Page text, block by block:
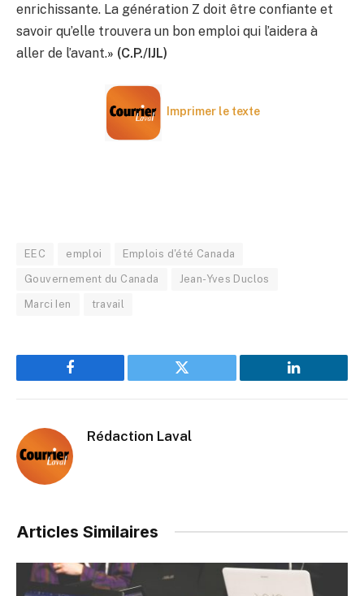
enrichissante. La génération Z doit être confiante et
savoir qu’elle trouvera un bon emploi qui l’aidera à
aller de l’avant.» (C.P./IJL)
Imprimer le texte
EEC emploi Emplois d'été Canada
Gouvernement du Canada Jean-Yves Duclos
Marci Ien travail
Facebook Twitter LinkedIn
Rédaction Laval
Articles Similaires